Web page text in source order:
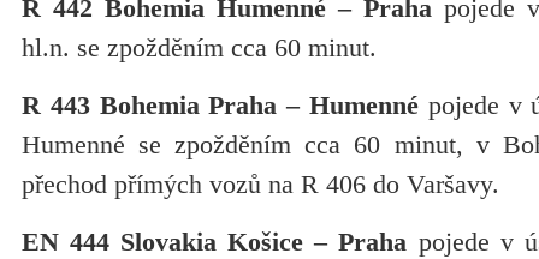
R 442 Bohemia Humenné – Praha pojede
hl.n. se zpožděním cca 60 minut.
R 443 Bohemia Praha – Humenné pojede v
Humenné se zpožděním cca 60 minut, v
přechod přímých vozů na R 406 do Varšavy.
EN 444 Slovakia Košice – Praha pojede v